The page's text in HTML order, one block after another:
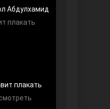
Абдулхамид
плакать